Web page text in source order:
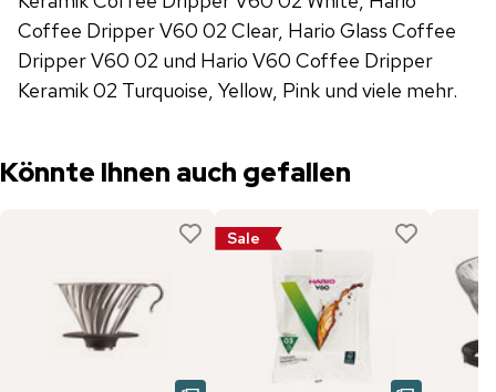
Coffee Dripper V60 02 Clear, Hario Glass Coffee
Dripper V60 02 und Hario V60 Coffee Dripper
Keramik 02 Turquoise, Yellow, Pink und viele mehr.
Könnte Ihnen auch gefallen
Sale